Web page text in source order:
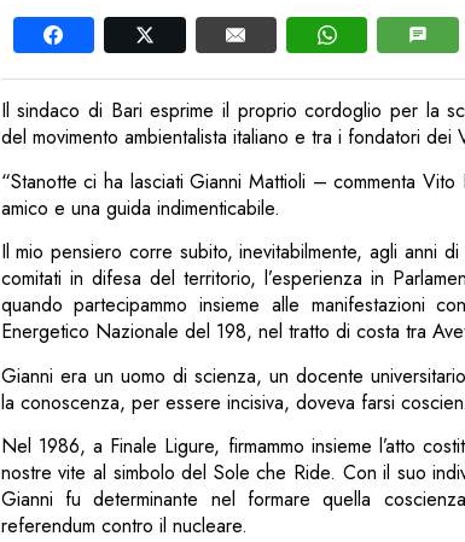
Il sindaco di Bari esprime il proprio cordoglio per la
del movimento ambientalista italiano e tra i fondatori
“Stanotte ci ha lasciati Gianni Mattioli – commenta
amico e una guida indimenticabile.
Il mio pensiero corre subito, inevitabilmente, agli anni
comitati in difesa del territorio, l’esperienza in
quando partecipammo insieme alle manifestazioni
Energetico Nazionale del 198, nel tratto di costa tra
Gianni era un uomo di scienza, un docente
la conoscenza, per essere incisiva, doveva farsi
Nel 1986, a Finale Ligure, firmammo insieme l’atto
nostre vite al simbolo del Sole che Ride. Con il suo
Gianni fu determinante nel formare quella
referendum contro il nucleare.